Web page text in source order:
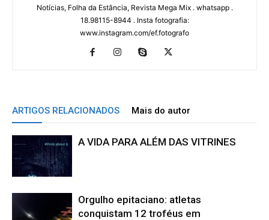
Notícias, Folha da Estância, Revista Mega Mix . whatsapp .
18.98115-8944 . Insta fotografia:
www.instagram.com/ef.fotografo
ARTIGOS RELACIONADOS Mais do autor
A VIDA PARA ALÉM DAS VITRINES
Orgulho epitaciano: atletas
conquistam 12 troféus em